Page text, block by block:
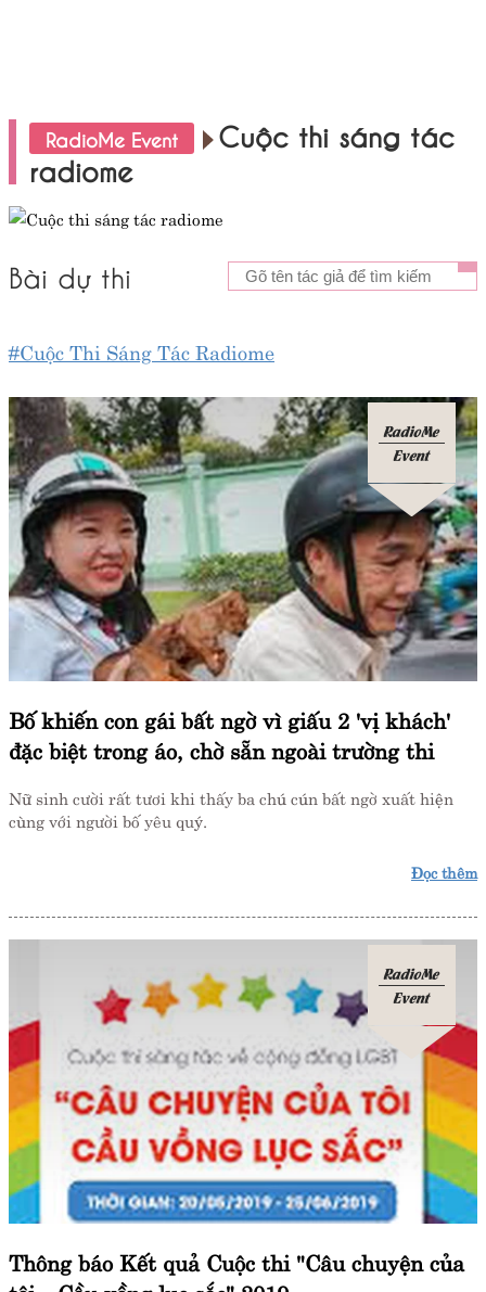
RadioMe Event
Cuộc thi sáng tác
radiome
Bài dự thi
#Cuộc Thi Sáng Tác Radiome
RadioMe
Event
Bố khiến con gái bất ngờ vì giấu 2 'vị khách'
đặc biệt trong áo, chờ sẵn ngoài trường thi
Nữ sinh cười rất tươi khi thấy ba chú cún bất ngờ xuất hiện
cùng với người bố yêu quý.
Đọc thêm
RadioMe
Event
Thông báo Kết quả Cuộc thi "Câu chuyện của